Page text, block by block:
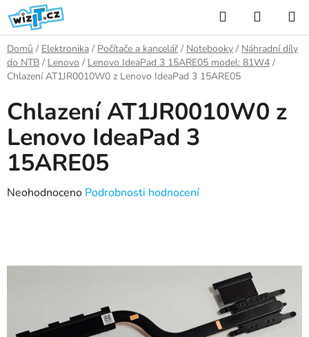
Přejít
na
obsah
Hledat
KOŠÍK
Domů / Elektronika / Počítače a kancelář / Notebooky / Náhradní díly
do NTB / Lenovo / Lenovo IdeaPad 3 15ARE05 model: 81W4 /
Chlazení AT1JR0010W0 z Lenovo IdeaPad 3 15ARE05
Chlazení AT1JR0010W0 z
Lenovo IdeaPad 3
15ARE05
Průměrné
0,0
hvězdiček.
Neohodnoceno Podrobnosti hodnocení